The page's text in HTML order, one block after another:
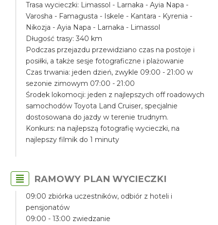
Trasa wycieczki: Limassol - Larnaka - Ayia Napa -
Varosha - Famagusta - Iskele - Kantara - Kyrenia -
Nikozja - Ayia Napa - Larnaka - Limassol
Długość trasy: 340 km
Podczas przejazdu przewidziano czas na postoje i
posiłki, a także sesje fotograficzne i plażowanie
Czas trwania: jeden dzień, zwykle 09:00 - 21:00 w
sezonie zimowym 07:00 - 21:00
Środek lokomocji: jeden z najlepszych off roadowych
samochodów Toyota Land Cruiser, specjalnie
dostosowana do jazdy w terenie trudnym.
Konkurs: na najlepszą fotografię wycieczki, na
najlepszy filmik do 1 minuty
RAMOWY PLAN WYCIECZKI
09:00 zbiórka uczestników, odbiór z hoteli i
pensjonatów
09:00 - 13:00 zwiedzanie